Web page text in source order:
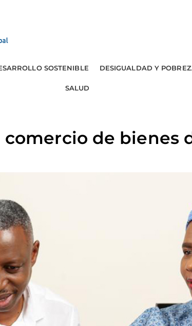
SOSTENIBLE DESIGUALDAD Y
SALUD
de bienes